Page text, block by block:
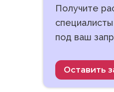
Получите
под ваш
Оставить